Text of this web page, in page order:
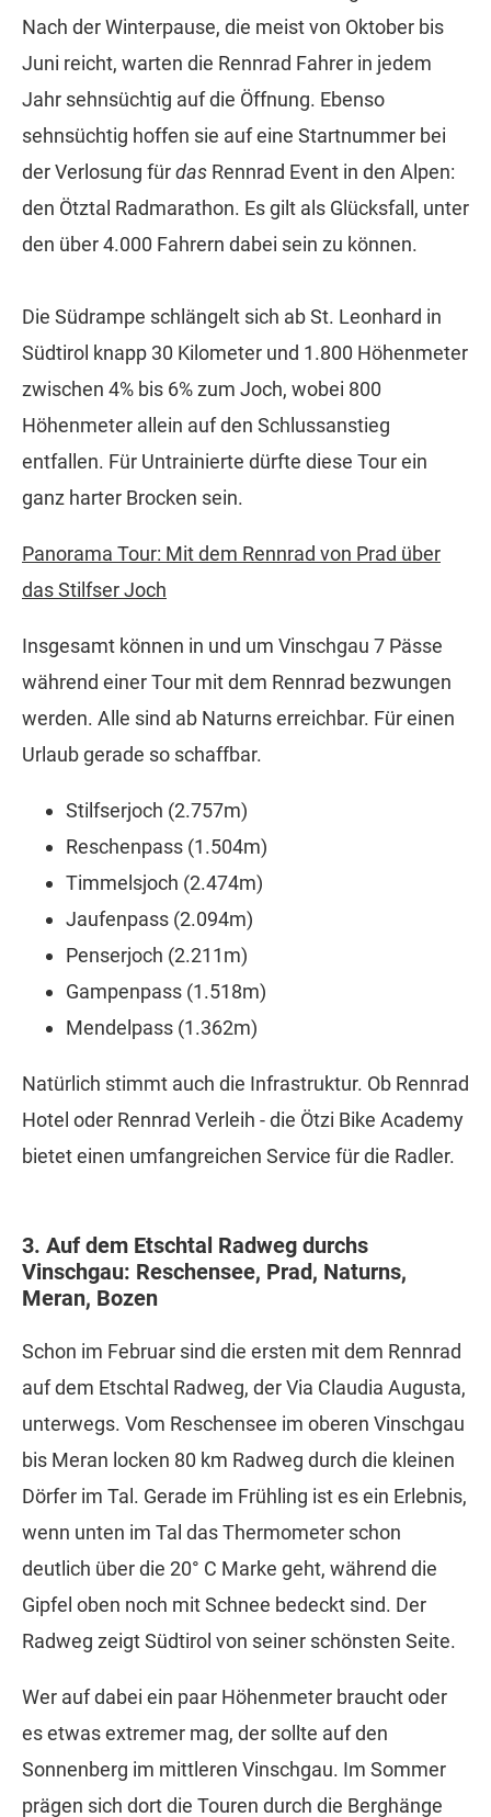
Nach der Winterpause, die meist von Oktober bis
Juni reicht, warten die Rennrad Fahrer in jedem
Jahr sehnsüchtig auf die Öffnung. Ebenso
sehnsüchtig hoffen sie auf eine Startnummer bei
der Verlosung fürdas Rennrad Event in den Alpen:
den Ötztal Radmarathon. Es gilt als Glücksfall, unter
den über 4.000 Fahrern dabei sein zu können.
Die Südrampe schlängelt sich ab St. Leonhard in
Südtirol knapp 30 Kilometer und 1.800 Höhenmeter
zwischen 4% bis 6% zum Joch, wobei 800
Höhenmeter allein auf den Schlussanstieg
entfallen. Für Untrainierte dürfte diese Tour ein
ganz harter Brocken sein.
Panorama Tour: Mit dem Rennrad von Prad über
das Stilfser Joch
Insgesamt können in und um Vinschgau 7 Pässe
während einer Tour mit dem Rennrad bezwungen
werden. Alle sind ab Naturns erreichbar. Für einen
Urlaub gerade so schaffbar.
Stilfserjoch (2.757m)
Reschenpass (1.504m)
Timmelsjoch (2.474m)
Jaufenpass (2.094m)
Penserjoch (2.211m)
Gampenpass (1.518m)
Mendelpass (1.362m)
Natürlich stimmt auch die Infrastruktur. Ob Rennrad
Hotel oder Rennrad Verleih - die Ötzi Bike Academy
bietet einen umfangreichen Service für die Radler.
3. Auf dem Etschtal Radweg durchs
Vinschgau: Reschensee, Prad, Naturns,
Meran, Bozen
Schon im Februar sind die ersten mit dem Rennrad
auf dem Etschtal Radweg, der Via Claudia Augusta,
unterwegs. Vom Reschensee im oberen Vinschgau
bis Meran locken 80 km Radweg durch die kleinen
Dörfer im Tal. Gerade im Frühling ist es ein Erlebnis,
wenn unten im Tal das Thermometer schon
deutlich über die 20° C Marke geht, während die
Gipfel oben noch mit Schnee bedeckt sind. Der
Radweg zeigt Südtirol von seiner schönsten Seite.
Wer auf dabei ein paar Höhenmeter braucht oder
es etwas extremer mag, der sollte auf den
Sonnenberg im mittleren Vinschgau. Im Sommer
prägen sich dort die Touren durch die Berghänge